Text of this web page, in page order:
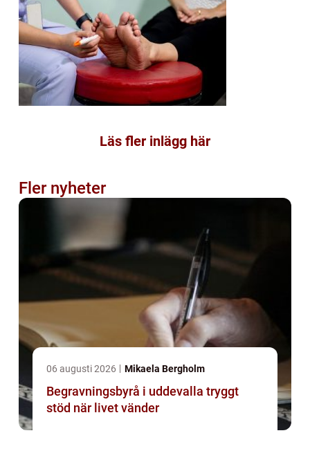
Läs fler inlägg här
Fler nyheter
06 augusti 2026 Mikaela Bergholm
Begravningsbyrå i uddevalla tryggt
stöd när livet vänder